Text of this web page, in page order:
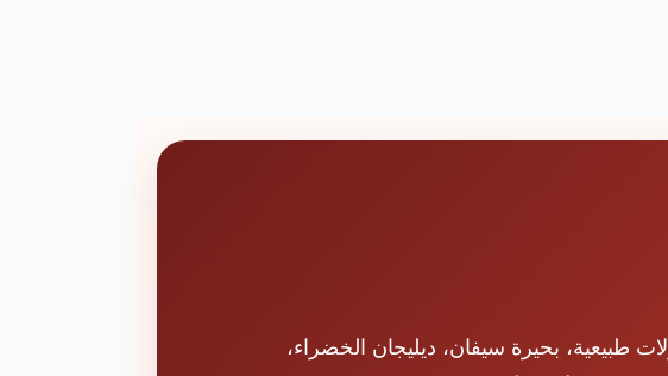
طبيعية، بحيرة سيفان، ديليجان الخضراء،